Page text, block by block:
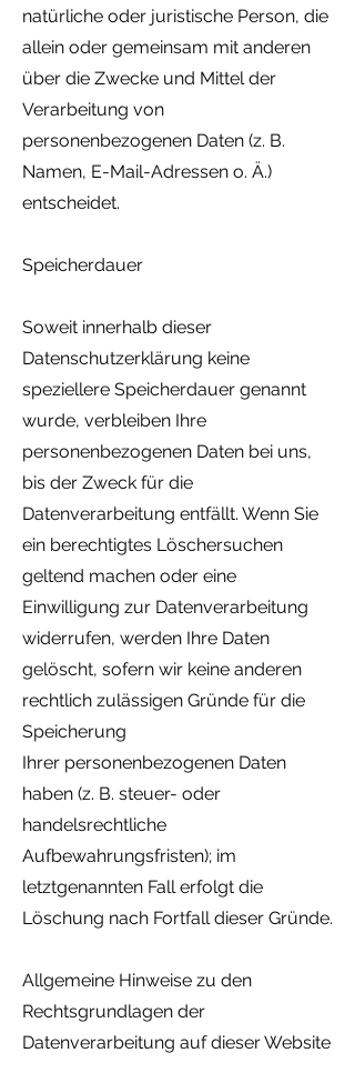
natürliche oder juristische Person, die
allein oder gemeinsam mit anderen
über die Zwecke und Mittel der
Verarbeitung von
personenbezogenen Daten (z. B.
Namen, E-Mail-Adressen o. Ä.)
entscheidet.
Speicherdauer
Soweit innerhalb dieser
Datenschutzerklärung keine
speziellere Speicherdauer genannt
wurde, verbleiben Ihre
personenbezogenen Daten bei uns,
bis der Zweck für die
Datenverarbeitung entfällt. Wenn Sie
ein berechtigtes Löschersuchen
geltend machen oder eine
Einwilligung zur Datenverarbeitung
widerrufen, werden Ihre Daten
gelöscht, sofern wir keine anderen
rechtlich zulässigen Gründe für die
Speicherung
Ihrer personenbezogenen Daten
haben (z. B. steuer- oder
handelsrechtliche
Aufbewahrungsfristen); im
letztgenannten Fall erfolgt die
Löschung nach Fortfall dieser Gründe.
Allgemeine Hinweise zu den
Rechtsgrundlagen der
Datenverarbeitung auf dieser Website